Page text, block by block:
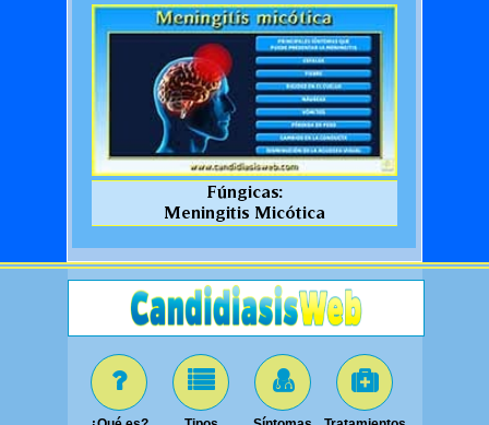
Fúngicas:
Meningitis Micótica